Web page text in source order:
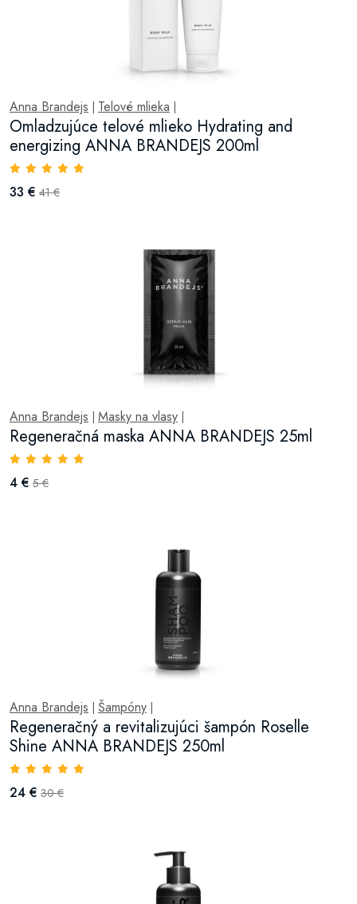
Anna Brandejs Telové mlieka
Omladzujúce telové mlieko Hydrating and
energizing ANNA BRANDEJS 200ml
33 € 41 €
Anna Brandejs Masky na vlasy
Regeneračná maska ANNA BRANDEJS 25ml
4 € 5 €
Anna Brandejs Šampóny
Regeneračný a revitalizujúci šampón Roselle
Shine ANNA BRANDEJS 250ml
24 € 30 €